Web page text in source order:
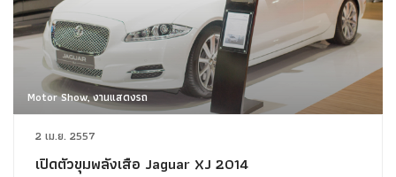
Motor Show, งานแสดงรถ
2 เม.ย. 2557
เปิดตัวขุมพลังเสือ Jaguar XJ 2014